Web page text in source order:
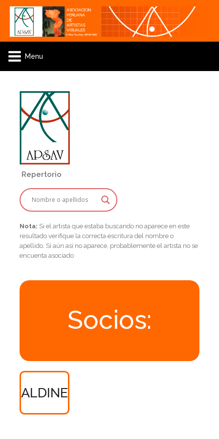
Menu
Repertorio
Nota: Si el artista que estaba buscando no aparece en este
resultado verifique la correcta escritura del nombre o
apellido. Si aún asi no aparece, probablemente el artista no se
encuenta asociado
Socios:
ALDINE